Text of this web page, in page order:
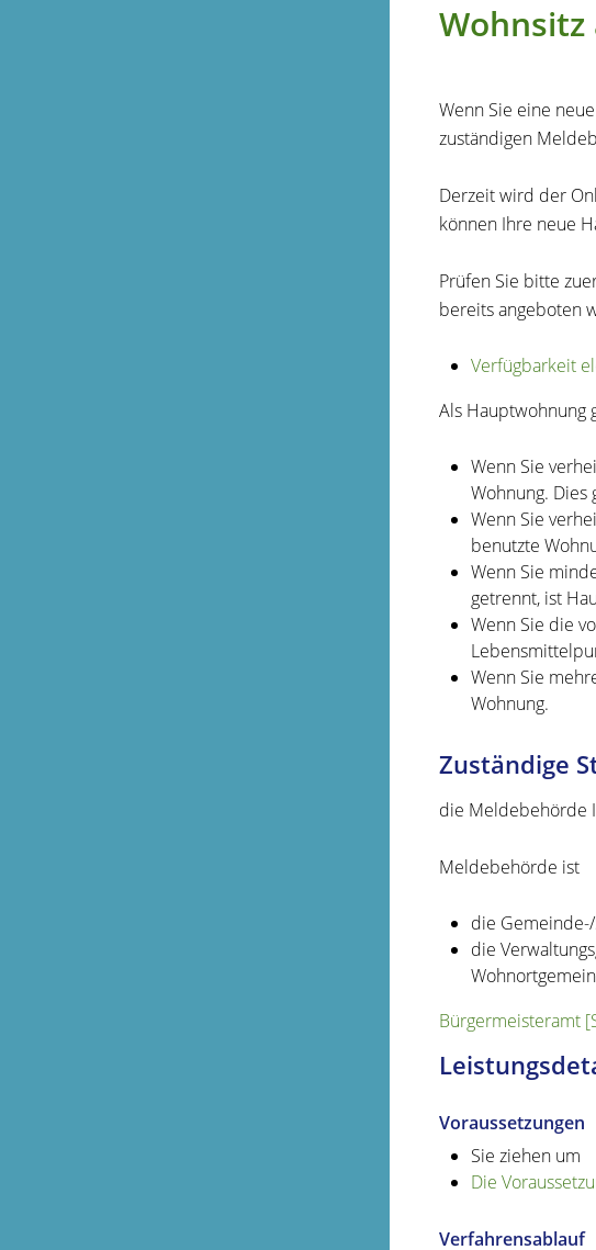
Wenn Sie eine
zuständigen
Derzeit wird der
können Ihre neue
Prüfen Sie bitte
bereits angeboten
Verfügbarkeit
Als Hauptwohnung
Wenn Sie
Wohnung.
Wenn Sie
benutzte
Wenn Sie
getrennt, ist
Wenn Sie die
Wenn Sie
Wohnung.
Zuständige
die Meldebehörde
Meldebehörde ist
die
die
Bürgermeisteramt
Voraussetzungen
Sie ziehen um
Die
Verfahrensablauf